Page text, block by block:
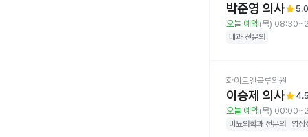
박준영 의사star5.0
오늘 예약(목)
내과 전문의
화이트앤블루의원
이승제 의사star
오늘 예약(목)
비뇨의학과 전문의 영상